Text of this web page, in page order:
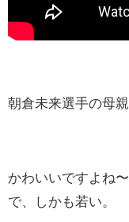
朝倉未来選手の母
かわいいですよね
で、しかも若い。